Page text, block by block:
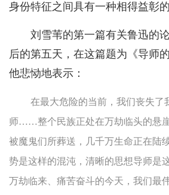
身份特征之间具有一种相得益彰的
刘雪苇的第一篇有关鲁迅的
后的第五天，在这篇题为《导师
他悲恸地表示：
在最大危险的当前，我们丧失了
师……整个民族正处在万劫临头的悬
被魔鬼们所葬送，几千万生命正在陆
势是这样的混沌，清晰的思想导师是
万劫临来、痛苦奋斗的今天，我们